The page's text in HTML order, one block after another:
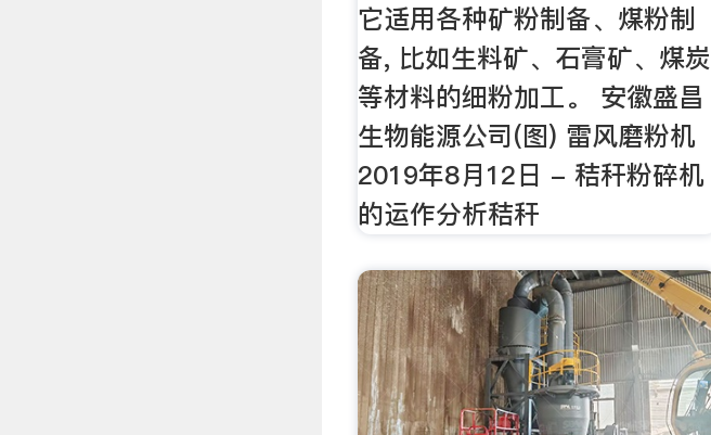
它适用各种矿粉制备、煤粉制
备, 比如生料矿、石膏矿、煤炭
等材料的细粉加工。 安徽盛昌
生物能源公司(图) 雷风磨粉机
2019年8月12日 - 秸秆粉碎机
的运作分析秸秆